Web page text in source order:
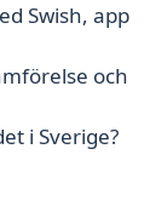
Swish, app
och
i Sverige?